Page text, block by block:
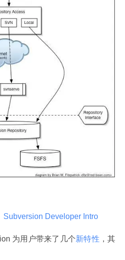
Subversion Developer Intro
为用户带来了几个新特性 ，其